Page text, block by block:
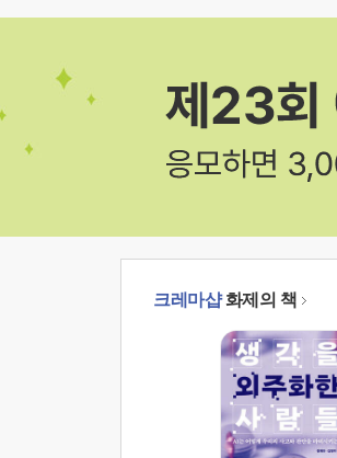
크레마샵화제의 책